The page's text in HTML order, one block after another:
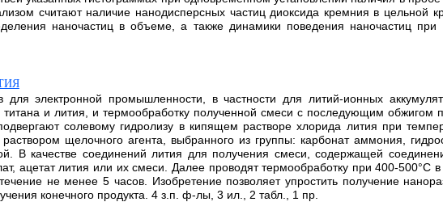
считают наличие нанодисперсных частиц диоксида кремния в цельной
наночастиц в объеме, а также динамики поведения наночастиц при
электронной промышленности, в частности для литий-ионных
и лития, и термообработку полученной смеси с последующим обжигом
солевому гидролизу в кипящем растворе хлорида лития при
щелочного агента, выбранного из группы: карбонат аммония,
В качестве соединений лития для получения смеси, содержащей
ацетат лития или их смеси. Далее проводят термообработку при 400-500°C
не менее 5 часов. Изобретение позволяет упростить получение
конечного продукта. 4 з.п. ф-лы, 3 ил., 2 табл., 1 пр.